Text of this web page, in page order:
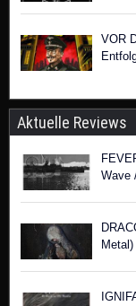
VOR
Aktuelle Reviews
Wave
Metal)